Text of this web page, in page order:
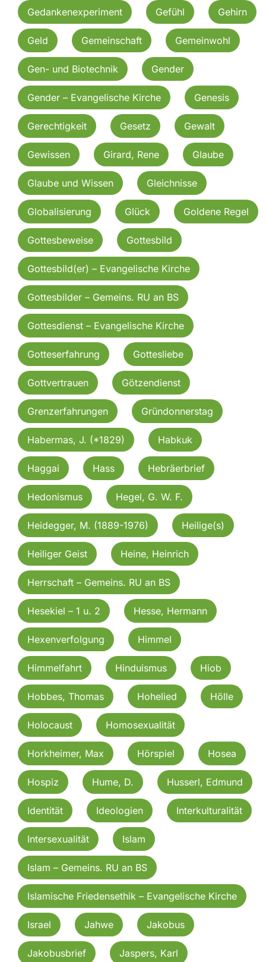
Gedankenexperiment Gefühl Gehirn
Geld Gemeinschaft Gemeinwohl
Gen- und Biotechnik Gender
Gender – Evangelische Kirche Genesis
Gerechtigkeit Gesetz Gewalt
Gewissen Girard, Rene Glaube
Glaube und Wissen Gleichnisse
Globalisierung Glück Goldene Regel
Gottesbeweise Gottesbild
Gottesbild(er) – Evangelische Kirche
Gottesbilder – Gemeins. RU an BS
Gottesdienst – Evangelische Kirche
Gotteserfahrung Gottesliebe
Gottvertrauen Götzendienst
Grenzerfahrungen Gründonnerstag
Habermas, J. (*1829) Habkuk
Haggai Hass Hebräerbrief
Hedonismus Hegel, G. W. F.
Heidegger, M. (1889-1976) Heilige(s)
Heiliger Geist Heine, Heinrich
Herrschaft – Gemeins. RU an BS
Hesekiel – 1 u. 2 Hesse, Hermann
Hexenverfolgung Himmel
Himmelfahrt Hinduismus Hiob
Hobbes, Thomas Hohelied Hölle
Holocaust Homosexualität
Horkheimer, Max Hörspiel Hosea
Hospiz Hume, D. Husserl, Edmund
Identität Ideologien Interkulturalität
Intersexualität Islam
Islam – Gemeins. RU an BS
Islamische Friedensethik – Evangelische Kirche
Israel Jahwe Jakobus
Jakobusbrief Jaspers, Karl